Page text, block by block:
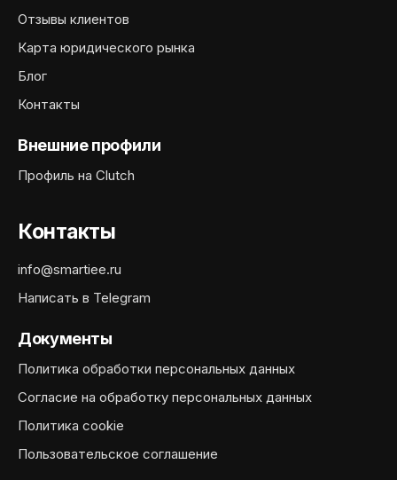
Отзывы клиентов
Карта юридического рынка
Блог
Контакты
Внешние профили
Профиль на Clutch
Контакты
info@smartiee.ru
Написать в Telegram
Документы
Политика обработки персональных данных
Согласие на обработку персональных данных
Политика cookie
Пользовательское соглашение